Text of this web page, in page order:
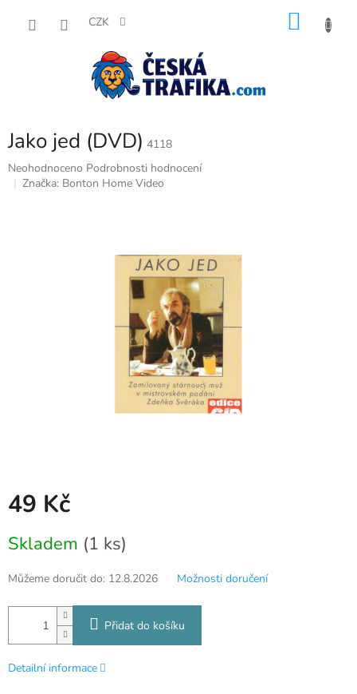
CZK
Jako jed (DVD) 4118
Průměrné
hodnocení
Neohodnoceno Podrobnosti hodnocení
Značka: Bonton Home Video
49 Kč
cena:
Skladem (1 ks)
Můžeme doručit do: 12.8.2026 Možnosti doručení
Přidat do košíku
Detailní informace